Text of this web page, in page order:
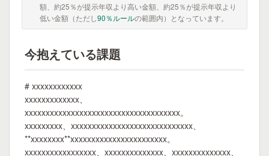
額、約25％が提示年収より高い金額、約25％が提示年収より
低い金額（ただし90％ルールの範囲内）となっています。
今抱えている課題
# xxxxxxxxxxxx
xxxxxxxxxxxxx、
xxxxxxxxxxxxxxxxxxxxxxxxxxxxxxxxxxxxx。
xxxxxxxxx、xxxxxxxxxxxxxxxxxxxxxxxxxxxxx、
**xxxxxxxx**xxxxxxxxxxxxxxxxxxxxxxx。
xxxxxxxxxxxxxxxxx、xxxxxxxxxxxxxx、xxxxxxxxxxxxxx、